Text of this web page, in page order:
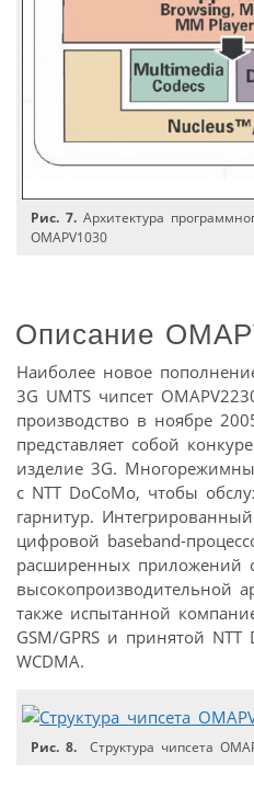
Рис. 7. Архитектура
OMAPV1030
Описание
Наиболее новое
3G UMTS чипсет
производство в ноябре
представляет собой
изделие 3G.
с NTT DoCoMo, чтобы
гарнитур.
цифровой baseband-
расширенных приложений
высокопроизводительной
также испытанной
GSM/GPRS и принятой NTT
WCDMA.
Рис. 8. Структура чипсета